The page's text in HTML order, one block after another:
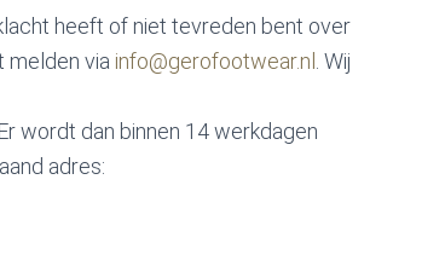
heeft of niet tevreden bent over
melden via info@gerofootwear.nl . Wij
wordt dan binnen 14 werkdagen
adres: